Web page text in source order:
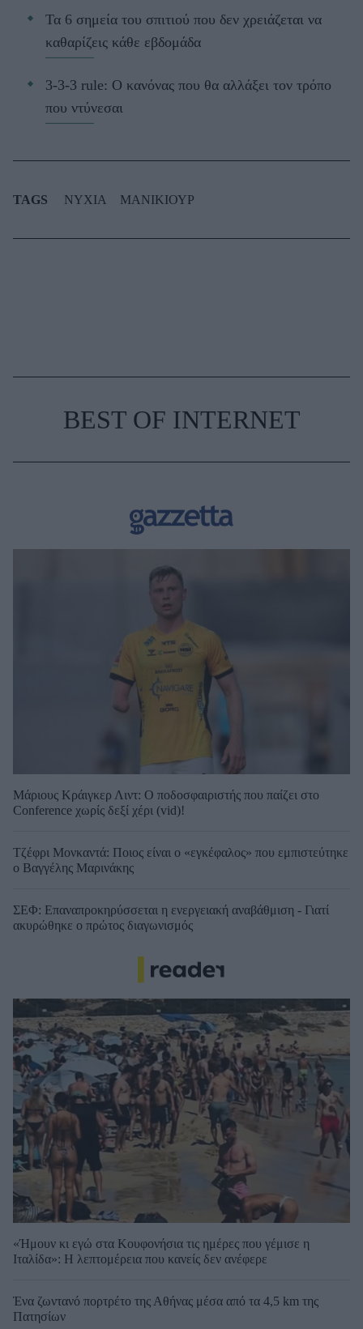
Τα 6 σημεία του σπιτιού που δεν χρειάζεται να
καθαρίζεις κάθε εβδομάδα
3-3-3 rule: Ο κανόνας που θα αλλάξει τον τρόπο
που ντύνεσαι
TAGS ΝΥΧΙΑ ΜΑΝΙΚΙΟΥΡ
BEST OF INTERNET
Μάριους Κράιγκερ Λιντ: Ο ποδοσφαιριστής που παίζει στο
Conference χωρίς δεξί χέρι (vid)!
Τζέφρι Μονκαντά: Ποιος είναι ο «εγκέφαλος» που εμπιστεύτηκε
ο Βαγγέλης Μαρινάκης
ΣΕΦ: Επαναπροκηρύσσεται η ενεργειακή αναβάθμιση - Γιατί
ακυρώθηκε ο πρώτος διαγωνισμός
«Ήμουν κι εγώ στα Κουφονήσια τις ημέρες που γέμισε η
Ιταλίδα»: Η λεπτομέρεια που κανείς δεν ανέφερε
Ένα ζωντανό πορτρέτο της Αθήνας μέσα από τα 4,5 km της
Πατησίων